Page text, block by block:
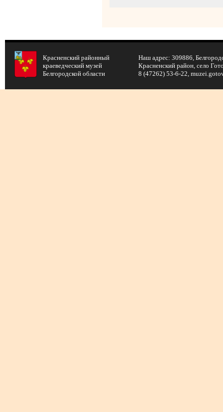
Красненский районный
краеведческий музей
Белгородской области
Наш адрес: 309886,
Красненский район, село
8 (47262) 53-6-22,